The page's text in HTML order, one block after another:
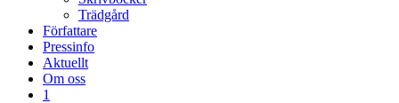
Trädgård
Författare
Pressinfo
Aktuellt
Om oss
1